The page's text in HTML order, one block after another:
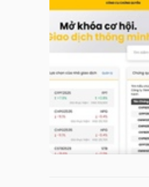
TRÁI
PHIẾU